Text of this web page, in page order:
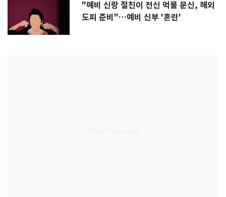
"예비 신랑 절친이 전신 먹물 문신, 해외
도피 준비"…예비 신부 '혼란'